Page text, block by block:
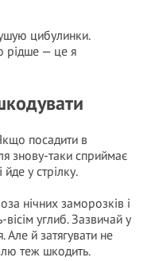
цибулинки.
рідше — це я
посадити в
знову-таки сприймає
у стрілку.
нічних заморозків і
вісім углиб. Зазвичай у
Але й затягувати не
теж шкодить.